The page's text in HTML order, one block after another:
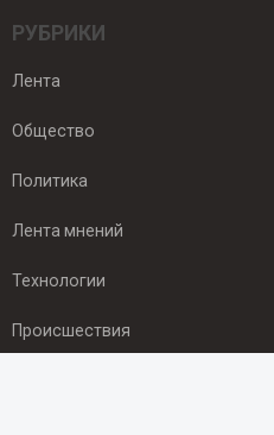
РУБРИКИ
Лента
Общество
Политика
Лента мнений
Технологии
Происшествия